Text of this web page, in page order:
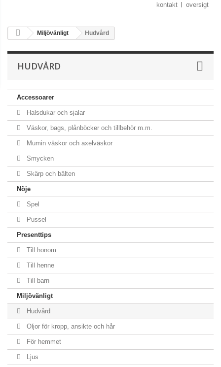
kontakt oversigt
Miljövänligt Hudvård
HUDVÅRD
Accessoarer
Halsdukar och sjalar
Väskor, bags, plånböcker och tillbehör m.m.
Mumin väskor och axelväskor
Smycken
Skärp och bälten
Nöje
Spel
Pussel
Presenttips
Till honom
Till henne
Till barn
Miljövänligt
Hudvård
Oljor för kropp, ansikte och hår
För hemmet
Ljus